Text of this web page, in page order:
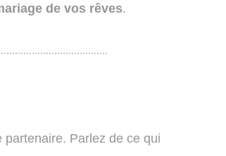
de vos rêves.
partenaire. Parlez de ce qui